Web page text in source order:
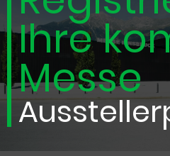
Ihre
Messe